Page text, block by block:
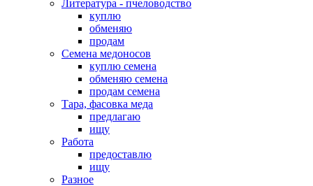
Литература - пчеловодство
куплю
обменяю
продам
Семена медоносов
куплю семена
обменяю семена
продам семена
Тара, фасовка меда
предлагаю
ищу
Работа
предоставлю
ищу
Разное